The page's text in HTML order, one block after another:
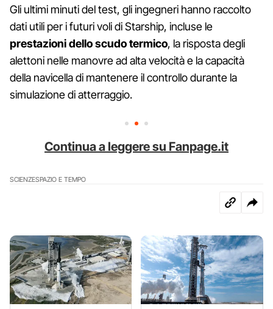
Gli ultimi minuti del test, gli ingegneri hanno raccolto
dati utili per i futuri voli di Starship, incluse le
prestazioni dello scudo termico, la risposta degli
alettoni nelle manovre ad alta velocità e la capacità
della navicella di mantenere il controllo durante la
simulazione di atterraggio.
Continua a leggere su Fanpage.it
SCIENZESPAZIO E TEMPO